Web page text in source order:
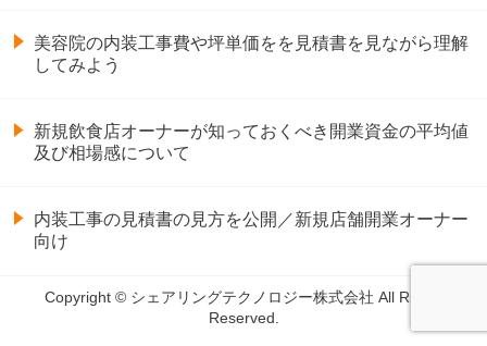
美容院の内装工事費や坪単価をを見積書を見ながら理解
してみよう
新規飲食店オーナーが知っておくべき開業資金の平均値
及び相場感について
内装工事の見積書の見方を公開／新規店舗開業オーナー
向け
Copyright © シェアリングテクノロジー株式会社 All Rights
Reserved.